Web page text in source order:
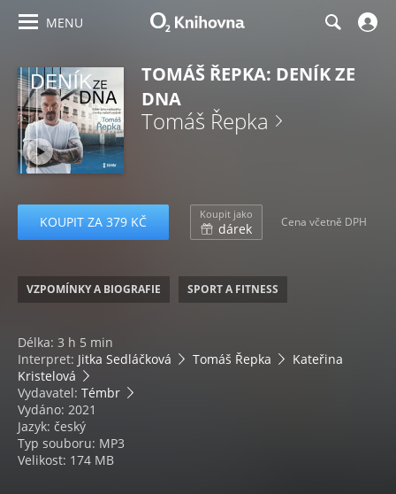
MENU
TOMÁŠ ŘEPKA: DENÍK ZE
DNA
Tomáš Řepka
KOUPIT ZA 379 KČ Koupit jako
dárek Cena včetně DPH
VZPOMÍNKY A BIOGRAFIE SPORT A FITNESS
Délka: 3 h 5 min
Interpret: Jitka Sedláčková Tomáš Řepka
Kateřina
Kristelová
Vydavatel: Témbr
Vydáno: 2021
Jazyk: český
Typ souboru: MP3
Velikost: 174 MB